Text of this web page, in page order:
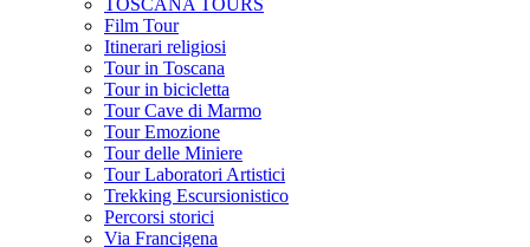
TOSCANA TOURS
Film Tour
Itinerari religiosi
Tour in Toscana
Tour in bicicletta
Tour Cave di Marmo
Tour Emozione
Tour delle Miniere
Tour Laboratori Artistici
Trekking Escursionistico
Percorsi storici
Via Francigena